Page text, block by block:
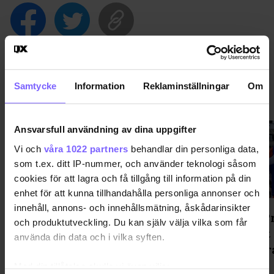
Samtycke Information Reklaminställningar Om
Ansvarsfull användning av dina uppgifter
Vi och våra 1022 partners behandlar din personliga data,
som t.ex. ditt IP-nummer, och använder teknologi såsom
cookies för att lagra och få tillgång till information på din
enhet för att kunna tillhandahålla personliga annonser och
innehåll, annons- och innehållsmätning, åskådarinsikter
och produktutveckling. Du kan själv välja vilka som får
använda din data och i vilka syften.
Med din tillåtelse skulle vi även vilja:
Regnbågsskåp med gratis hbtq-
litteratur invigt i Katrineholm